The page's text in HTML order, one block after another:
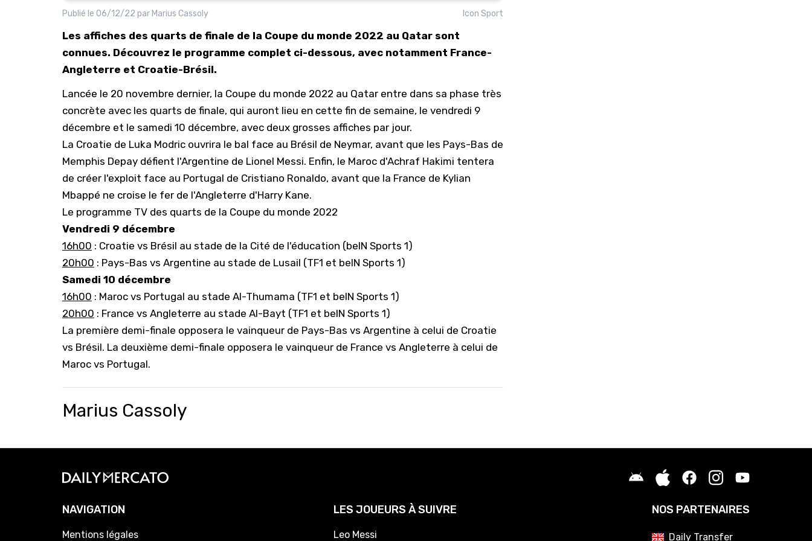
Publié le 06/12/22 par Marius Cassoly Icon Sport
Les affiches des quarts de finale de la Coupe du monde 2022 au Qatar sont
connues. Découvrez le programme complet ci-dessous, avec notamment France-
Angleterre et Croatie-Brésil.
Lancée le 20 novembre dernier, la Coupe du monde 2022 au Qatar entre dans sa phase très
concrète avec les quarts de finale, qui auront lieu en cette fin de semaine, le vendredi 9
décembre et le samedi 10 décembre, avec deux grosses affiches par jour.
La Croatie de Luka Modric ouvrira le bal face au Brésil de Neymar, avant que les Pays-Bas de
Memphis Depay défient l'Argentine de Lionel Messi. Enfin, le Maroc d'Achraf Hakimi tentera
de créer l'exploit face au Portugal de Cristiano Ronaldo, avant que la France de Kylian
Mbappé ne croise le fer de l'Angleterre d'Harry Kane.
Le programme TV des quarts de la Coupe du monde 2022
Vendredi 9 décembre
16h00 : Croatie vs Brésil au stade de la Cité de l'éducation (beIN Sports 1)
20h00 : Pays-Bas vs Argentine au stade de Lusail (TF1 et beIN Sports 1)
Samedi 10 décembre
16h00 : Maroc vs Portugal au stade Al-Thumama (TF1 et beIN Sports 1)
20h00 : France vs Angleterre au stade Al-Bayt (TF1 et beIN Sports 1)
La première demi-finale opposera le vainqueur de Pays-Bas vs Argentine à celui de Croatie
vs Brésil. La deuxième demi-finale opposera le vainqueur de France vs Angleterre à celui de
Maroc vs Portugal.
Marius Cassoly
NAVIGATION
Mentions légales
LES JOUEURS À SUIVRE
Leo Messi
NOS PARTENAIRES
Daily Transfer